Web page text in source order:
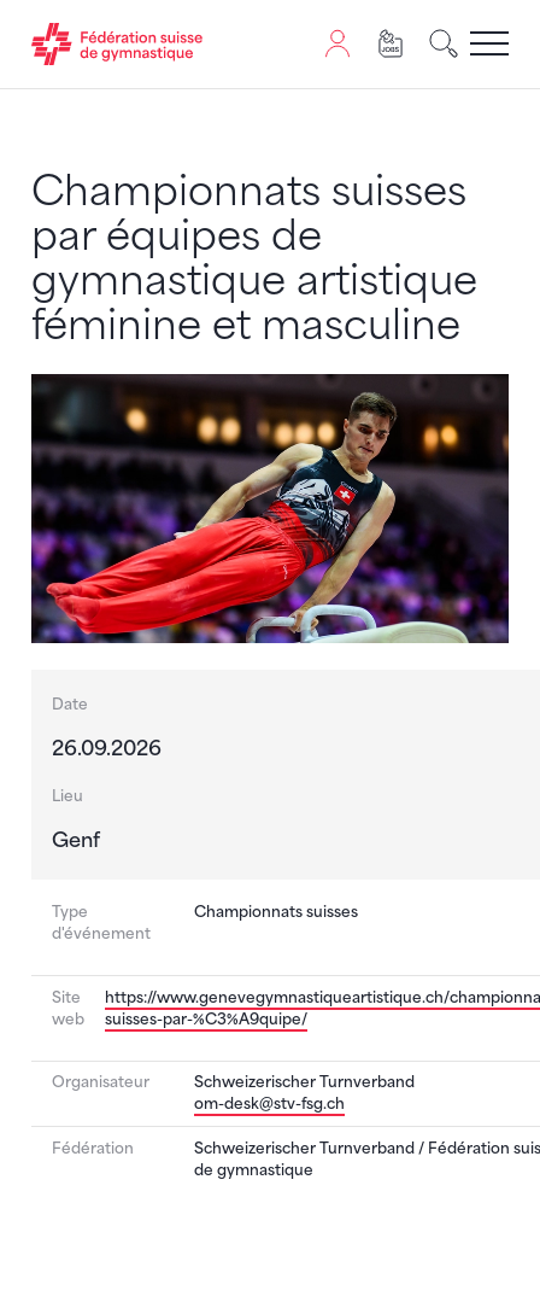
Championnats suisses
par équipes de
gymnastique artistique
féminine et masculine
Date
26.09.2026
Lieu
Genf
Type
d'événement
Championnats suisses
Site
web
https://www.genevegymnastiqueartistique.ch/
suisses-par-%C3%A9quipe/
Organisateur
Schweizerischer Turnverband
om-desk@stv-fsg.ch
Fédération
Schweizerischer Turnverband / Fédération
de gymnastique